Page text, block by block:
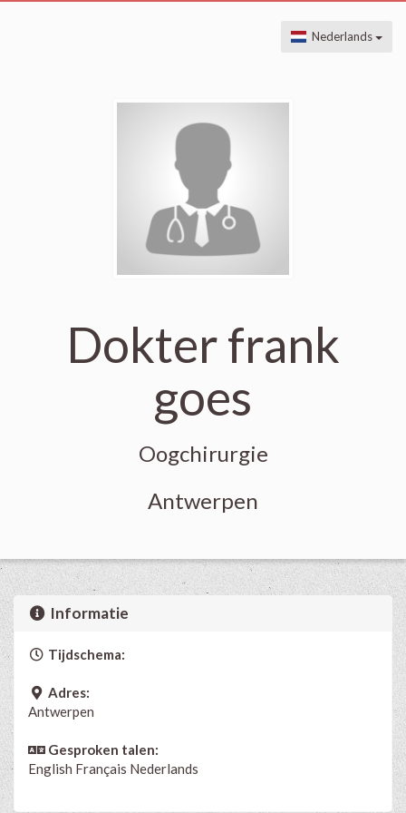
Nederlands
Dokter frank
goes
Oogchirurgie
Antwerpen
Informatie
Tijdschema:
Adres:
Antwerpen
Gesproken talen:
English Français Nederlands